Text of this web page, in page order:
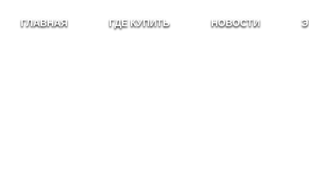
ГЛАВНАЯ ГДЕ КУПИТЬ НОВОСТИ